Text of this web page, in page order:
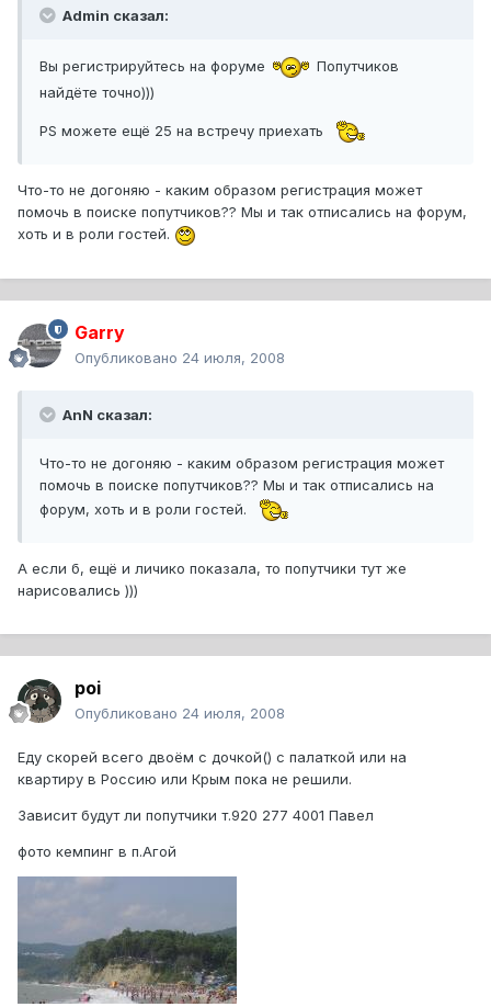
Admin сказал:
Вы регистрируйтесь на форуме
Попутчиков
найдёте точно)))
PS можете ещё 25 на встречу приехать
Что-то не догоняю - каким образом регистрация может
помочь в поиске попутчиков?? Мы и так отписались на форум,
хоть и в роли гостей.
Garry
Опубликовано 24 июля, 2008
AnN сказал:
Что-то не догоняю - каким образом регистрация может
помочь в поиске попутчиков?? Мы и так отписались на
форум, хоть и в роли гостей.
А если б, ещё и личико показала, то попутчики тут же
нарисовались )))
poi
Опубликовано 24 июля, 2008
Еду скорей всего двоём с дочкой() с палаткой или на
квартиру в Россию или Крым пока не решили.
Зависит будут ли попутчики т.920 277 4001 Павел
фото кемпинг в п.Агой